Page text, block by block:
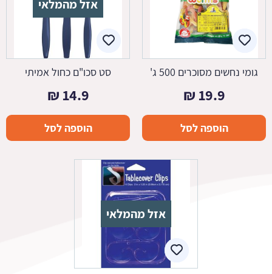
גומי נחשים מסוכרים 500 ג'
19.9
₪
הוספה לסל
אזל מהמלאי
סט סכו"ם כחול אמיתי
14.9
₪
הוספה לסל
אזל מהמלאי